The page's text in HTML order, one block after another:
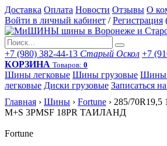
Доставка Оплата Новости Отзывы О
Войти в личный кабинет / Регистрация
+7 (980) 382-44-13 Старый Оскол +7
КОРЗИНА Товаров: 0
Шины легковые Шины грузовые Шины
легковые Диски грузовые Записаться
Главная › Шины › Fortune › 285/70R19,5
M+S 3PMSF 18PR ТАИЛАНД
Fortune